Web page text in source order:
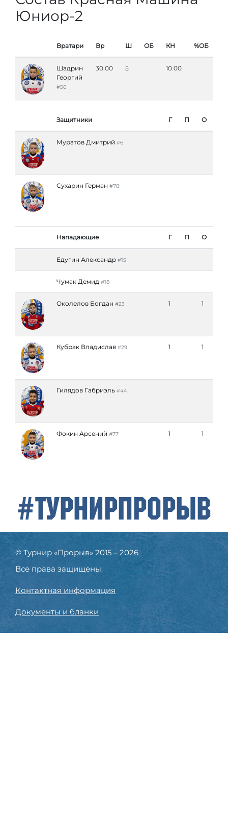
Юниор-2
Вратари Вр Ш ОБ КН %ОБ
Шадрин
Георгий
#50
30.00 5 10.00
Защитники Г П О
Муратов Дмитрий #6
Сухарин Герман #78
Нападающие Г П О
Едугин Александр #15
Чумак Демид #18
Околелов Богдан #23 1 1
Кубрак Владислав #29 1 1
Гилядов Габриэль #44
Фокин Арсений #77 1 1
#ТурнирПрорыв
© Турнир «Прорыв» 2015 – 2026
Все права защищены
Контактная информация
Документы и бланки